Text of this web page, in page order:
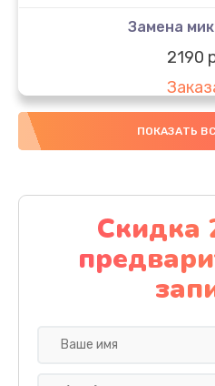
Замена
2190
Замена
Замена
390
ПОКАЗАТЬ
Скидка